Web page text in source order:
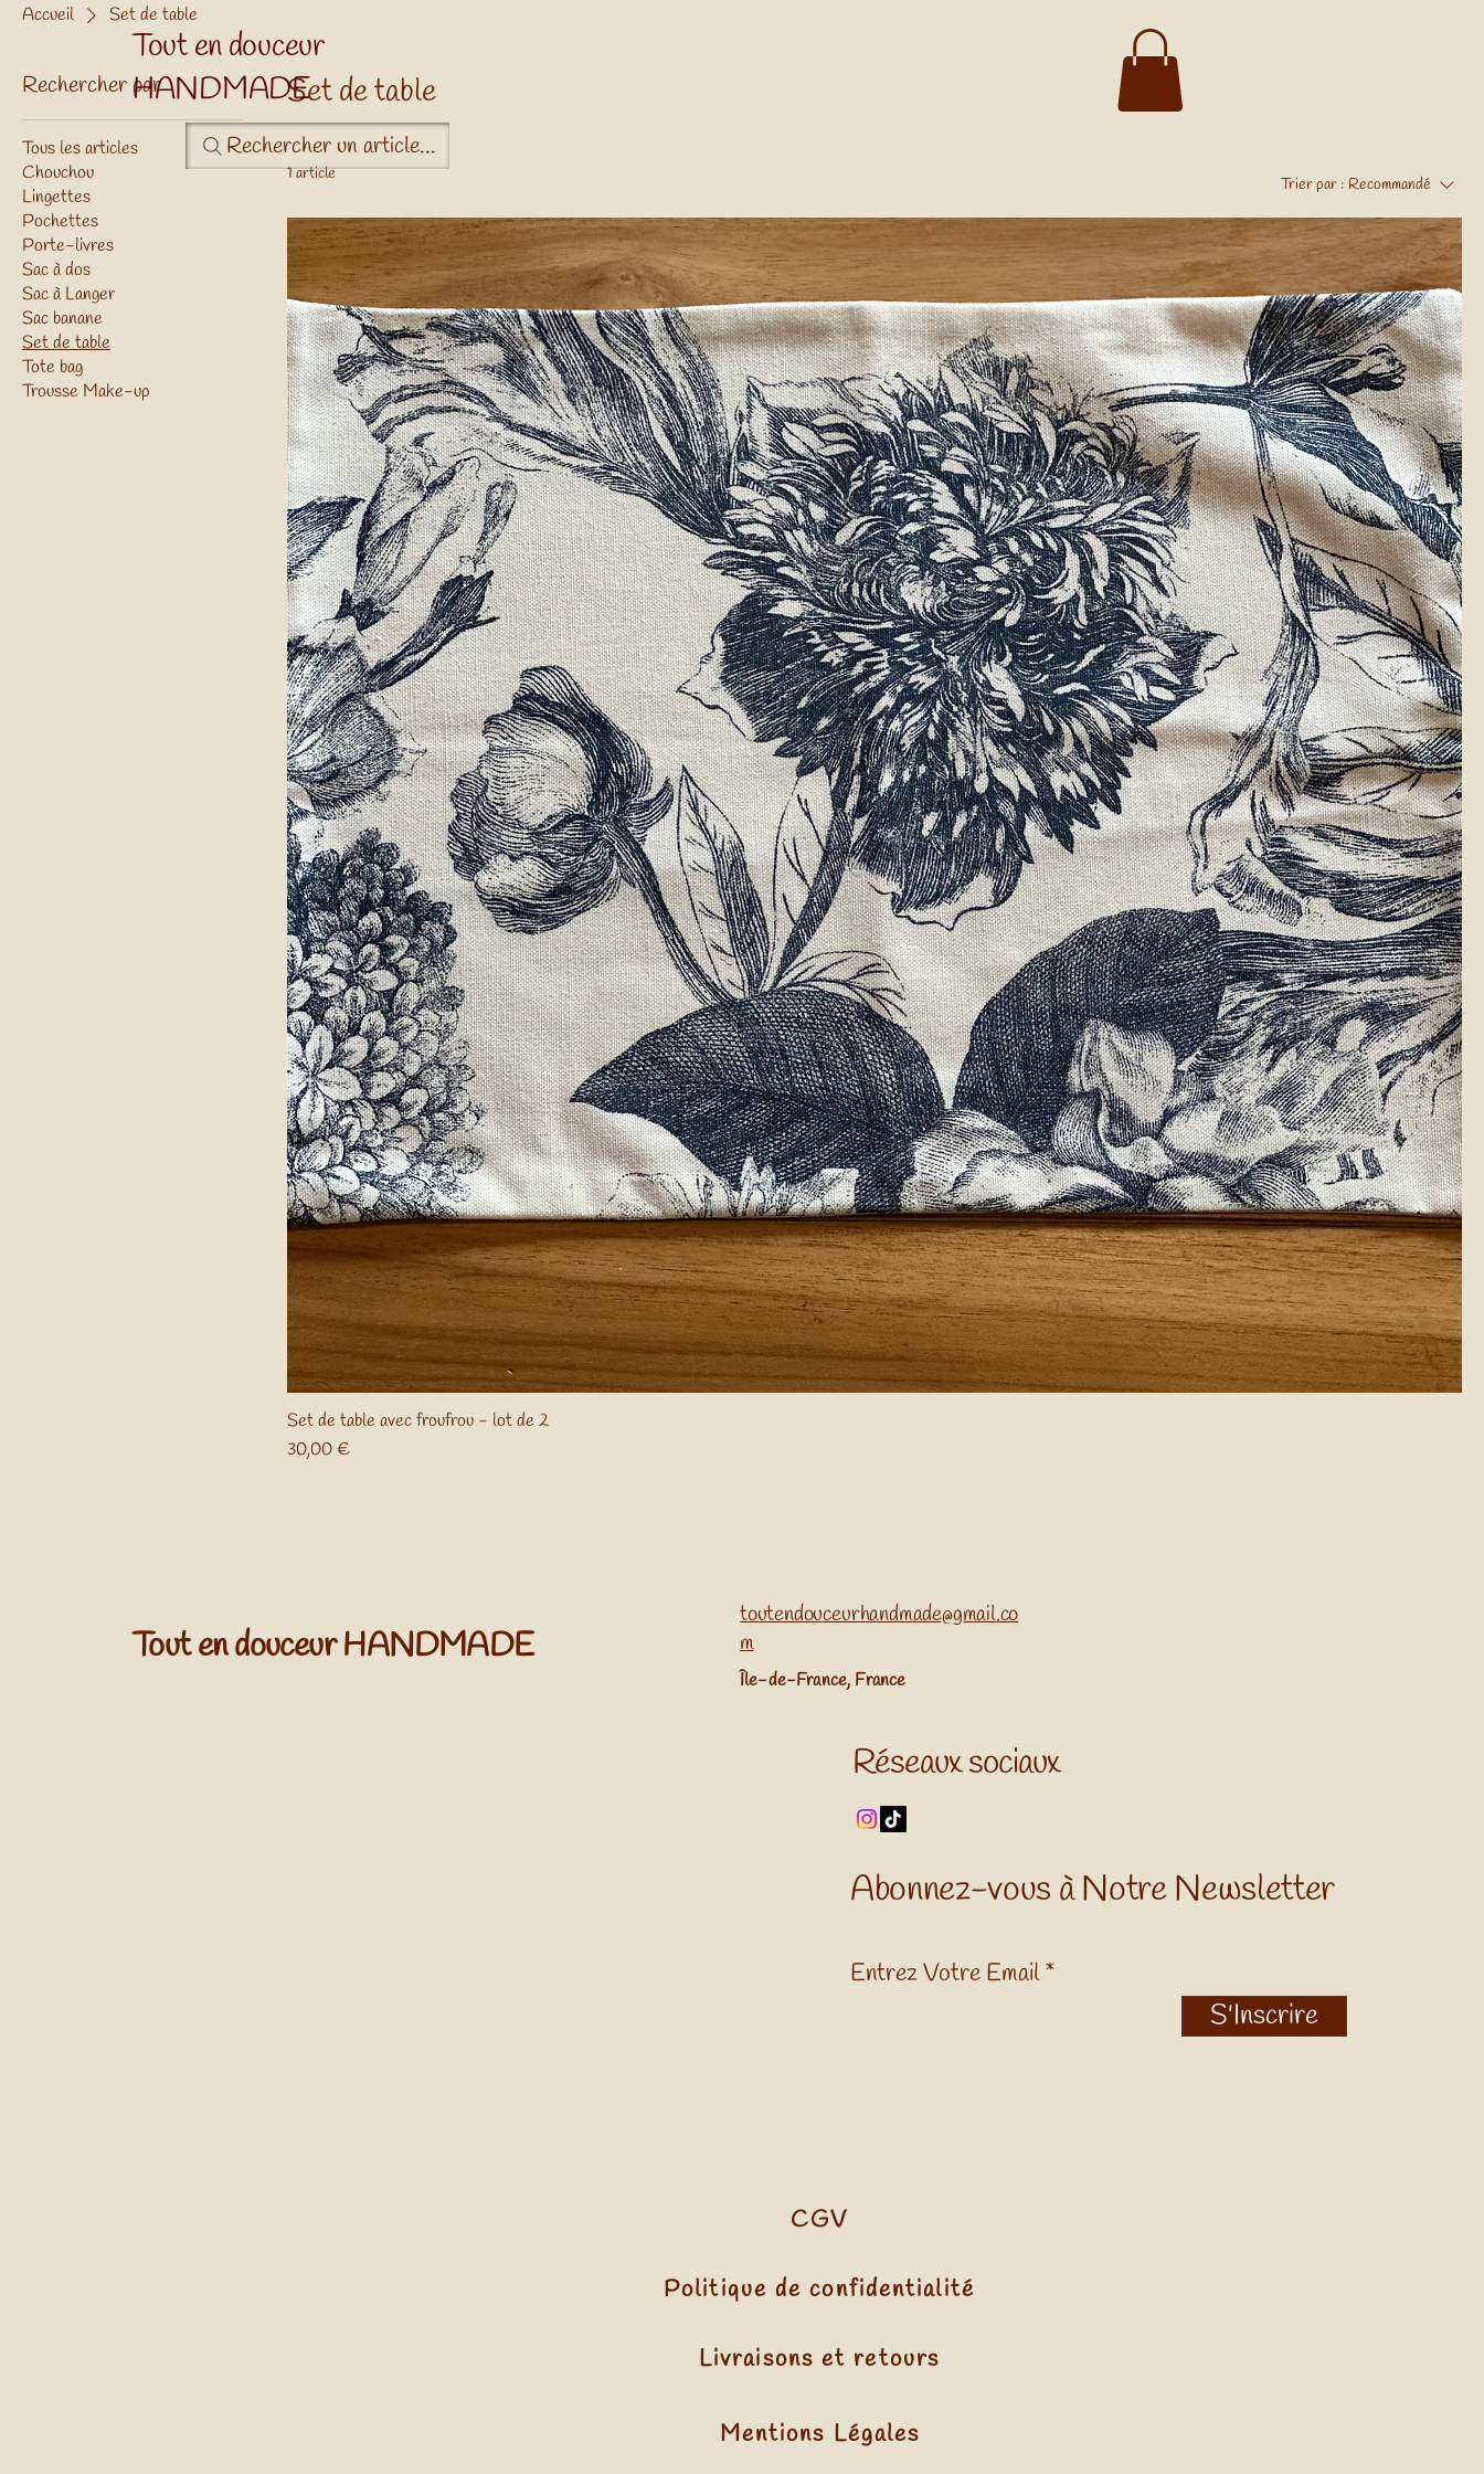
Tout en douceur
HANDMADE
Rechercher un article...
Accueil Set de table
Rechercher par
Tous les articles
Chouchou
Lingettes
Pochettes
Porte-livres
Sac à dos
Sac à Langer
Sac banane
Set de table
Tote bag
Trousse Make-up
Set de table
1 article
Trier par : Recommandé
Set de table avec froufrou - lot de 2
Prix
30,00 €
Tout en douceur HANDMADE
toutendouceurhandmade@gmail.co
m
​Île-de-France, France
Réseaux sociaux
Abonnez-vous à Notre Newsletter
Entrez Votre Email
S'Inscrire
CGV
Politique de confidentialité
Livraisons et retours
Mentions Légales